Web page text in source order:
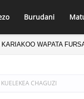
Burudani
WAPATA
YA KUPUNGUZA UZITO
CHAGUZI